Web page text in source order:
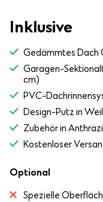
Inklusive
Gedämmtes Dach
Garagen-
cm)
PVC-
Design-Putz in
Zubehör in
Kostenloser
Optional
Spezielle